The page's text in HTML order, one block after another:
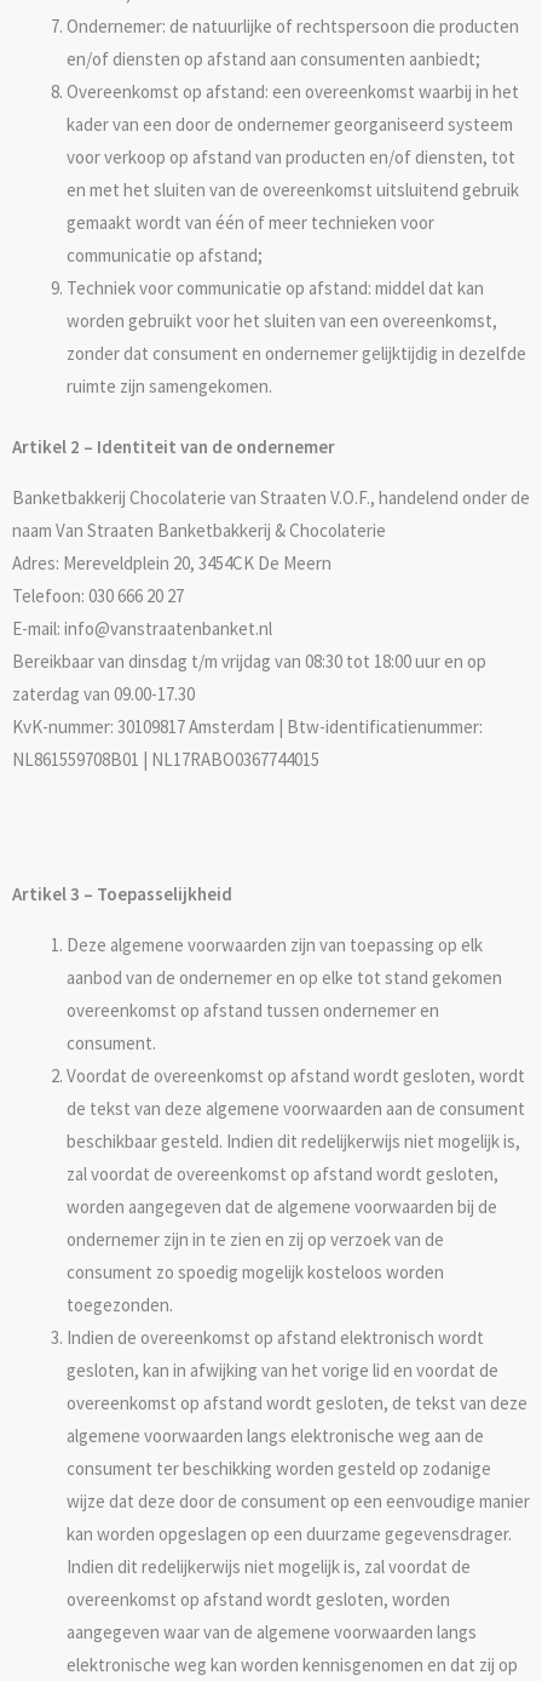
Ondernemer: de natuurlijke of rechtspersoon die producten
en/of diensten op afstand aan consumenten aanbiedt;
Overeenkomst op afstand: een overeenkomst waarbij in het
kader van een door de ondernemer georganiseerd systeem
voor verkoop op afstand van producten en/of diensten, tot
en met het sluiten van de overeenkomst uitsluitend gebruik
gemaakt wordt van één of meer technieken voor
communicatie op afstand;
Techniek voor communicatie op afstand: middel dat kan
worden gebruikt voor het sluiten van een overeenkomst,
zonder dat consument en ondernemer gelijktijdig in dezelfde
ruimte zijn samengekomen.
Artikel 2 – Identiteit van de ondernemer
Banketbakkerij Chocolaterie van Straaten V.O.F., handelend onder de
naam Van Straaten Banketbakkerij & Chocolaterie
Adres: Mereveldplein 20, 3454CK De Meern
Telefoon: 030 666 20 27​
E-mail: info@vanstraatenbanket.nl
Bereikbaar van dinsdag t/m vrijdag van 08:30 tot 18:00 uur en op
zaterdag van 09.00-17.30
KvK-nummer: 30109817 Amsterdam | Btw-identificatienummer:
NL861559708B01 | NL17RABO0367744015
Artikel 3 – Toepasselijkheid
Deze algemene voorwaarden zijn van toepassing op elk
aanbod van de ondernemer en op elke tot stand gekomen
overeenkomst op afstand tussen ondernemer en
consument.
Voordat de overeenkomst op afstand wordt gesloten, wordt
de tekst van deze algemene voorwaarden aan de consument
beschikbaar gesteld. Indien dit redelijkerwijs niet mogelijk is,
zal voordat de overeenkomst op afstand wordt gesloten,
worden aangegeven dat de algemene voorwaarden bij de
ondernemer zijn in te zien en zij op verzoek van de
consument zo spoedig mogelijk kosteloos worden
toegezonden.
Indien de overeenkomst op afstand elektronisch wordt
gesloten, kan in afwijking van het vorige lid en voordat de
overeenkomst op afstand wordt gesloten, de tekst van deze
algemene voorwaarden langs elektronische weg aan de
consument ter beschikking worden gesteld op zodanige
wijze dat deze door de consument op een eenvoudige manier
kan worden opgeslagen op een duurzame gegevensdrager.
Indien dit redelijkerwijs niet mogelijk is, zal voordat de
overeenkomst op afstand wordt gesloten, worden
aangegeven waar van de algemene voorwaarden langs
elektronische weg kan worden kennisgenomen en dat zij op